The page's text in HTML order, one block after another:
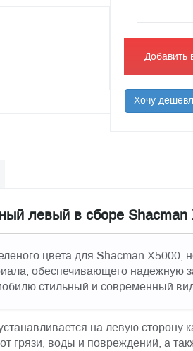
Добавить
Хочу
левый в сборе Shacman
цвета для Shacman
обеспечивающего надежную
стильный и современный
на левую
грязи, воды и повреждений, а